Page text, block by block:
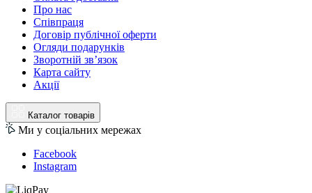
Про нас
Співпраця
Договір публічної оферти
Огляди подарунків
Зворотній зв’язок
Карта сайту
Акції
Каталог товарів
Ми у соціальних мережах
Facebook
Instagram